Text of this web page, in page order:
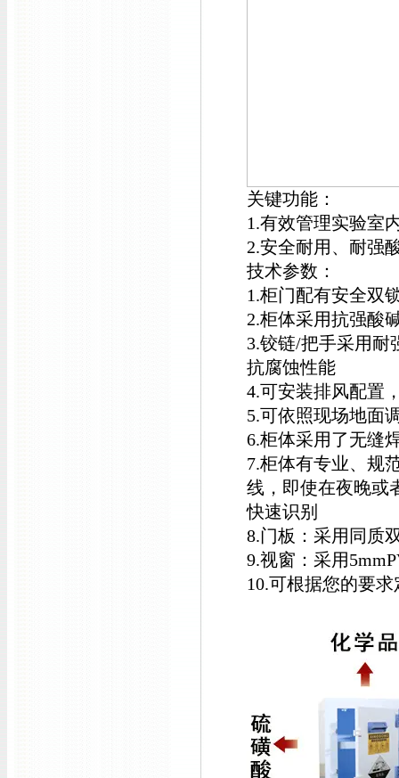
关键功能：
1.有效管理实验室
2.安全耐用、耐强
技术参数：
1.柜门配有安全双
2.柜体采用抗强酸
3.铰链/把手采用耐
抗腐蚀性能
4.可安装排风配置
5.可依照现场地面
6.柜体采用了无缝
7.柜体有专业、规
线，即使在夜晚或
快速识别
8.门板：采用同质
9.视窗：采用
10.可根据您的要